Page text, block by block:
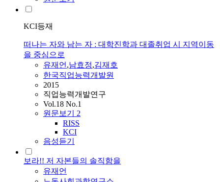
KCI등재
떠나는 자와 남는 자 : 대학진학과 대졸취업 시 지역이동
을 중심으로
유재언,남효정,김재호
한국직업능력개발원
2015
직업능력개발연구
Vol.18 No.1
원문보기 2
RISS
KCI
음성듣기
보라!! 저 자본들의 솔직함을
유재언